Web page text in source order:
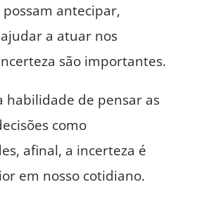
antecipar,
a atuar nos
são importantes.
habilidade de pensar as
como
afinal, a incerteza é
em nosso cotidiano.